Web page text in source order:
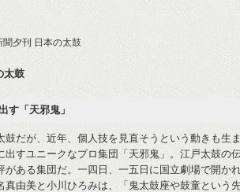
夕刊 日本の太鼓
太鼓
す「天邪鬼」
だが、近年、個人技を見直そうという動きも生
すユニークなプロ集団「天邪鬼」。江戸太鼓の
ある集団だ。一四日、一五日に国立劇場で開か
由美と小川ひろみは、「鬼太鼓座や鼓童という